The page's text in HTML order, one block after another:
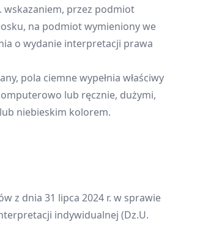
przez podmiot
na podmiot wymieniony we
o wydanie interpretacji prawa
pola ciemne wypełnia właściwy
lub ręcznie, dużymi,
niebieskim kolorem.
z dnia 31 lipca 2024 r. w sprawie
indywidualnej (Dz.U.